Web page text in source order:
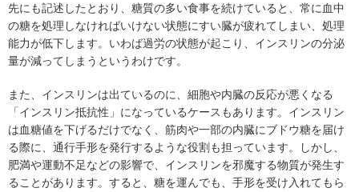
先にも記述したとおり、糖質の多い食事を続けていると、常に血中
の糖を処理しなければいけない状態にすい臓が疲れてしまい、処理
能力が低下します。いわば過労の状態が起こり、インスリンの分泌
量が減ってしまうというわけです。
また、インスリンは出ているのに、細胞や内臓の反応が悪くなる
「インスリン抵抗性」になっているケースもあります。インスリン
は血糖値を下げるだけでなく、筋肉や一部の内臓にブドウ糖を届け
る際に、通行手形を発行するような役割も担っています。しかし、
肥満や運動不足などの影響で、インスリンを邪魔する物質が発生す
ることがあります。すると、糖を運んでも、手形を受け入れてもら